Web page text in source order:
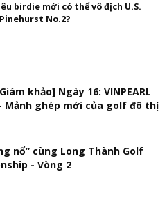
birdie mới có thể vô địch U.S.
No.2?
khảo] Ngày 16: VINPEARL
- Mảnh ghép mới của golf đô thị
nổ” cùng Long Thành Golf
- Vòng 2